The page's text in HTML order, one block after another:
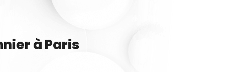
àParis